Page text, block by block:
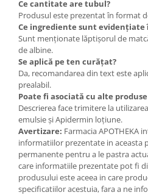
Ce cantitate are tubul?
Produsul este prezentat în format
Ce ingrediente sunt evidențiate
Sunt menționate lăptișorul de
de albine.
Se aplică pe ten curățat?
Da, recomandarea din text este
prealabil.
Poate fi asociată cu alte
Descrierea face trimitere la
emulsie și Apidermin loțiune.
Avertizare: Farmacia APOTHEKA
informatiilor prezentate in aceasta
permanente pentru a le pastra
care informatiile prezentate pot fi
produsului este aceea in care
specificatiilor acestuia, fara a ne